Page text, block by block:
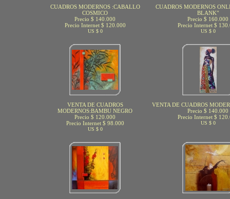
CUADROS MODERNOS :CABALLO
COSMICO
Precio $ 140.000
Precio Internet $ 120.000
US $ 0
CUADROS MODERNOS
BLANK"
Precio $ 160.000
Precio Internet $
US $ 0
VENTA DE CUADROS
MODERNOS:BAMBU NEGRO
Precio $ 120.000
Precio Internet $ 98.000
US $ 0
VENTA DE CUADROS
Precio $ 140.000
Precio Internet $
US $ 0